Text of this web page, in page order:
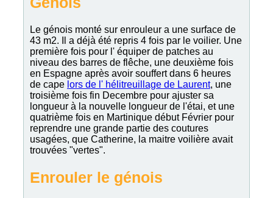
Le génois monté sur enrouleur a une surface de
43 m2. Il a déjà été repris 4 fois par le voilier. Une
première fois pour l' équiper de patches au
niveau des barres de flêche, une deuxième fois
en Espagne après avoir souffert dans 6 heures
de cape lors de l' hélitreuillage de Laurent, une
troisième fois fin Decembre pour ajuster sa
longueur à la nouvelle longueur de l'étai, et une
quatrième fois en Martinique début Février pour
reprendre une grande partie des coutures
usagées, que Catherine, la maitre voilière avait
trouvées "vertes".
Enrouler le génois